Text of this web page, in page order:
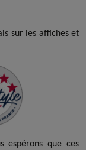
sur les affiches et
espérons que ces